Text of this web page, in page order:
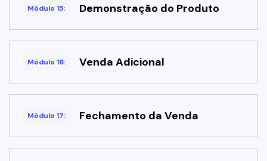
Módulo 15: Demonstração do Produto
Módulo 16: Venda Adicional
Módulo 17: Fechamento da Venda